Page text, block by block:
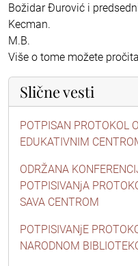
Božidar Đurović i
Kecman.
M.B.
Više o tome možete
Slične vesti
POTPISAN PROTOKOL
EDUKATIVNIM
ODRŽANA
POTPISIVANjA
SAVA CENTROM
POTPISIVANjE
NARODNOM